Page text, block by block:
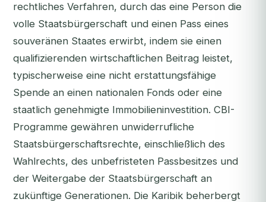
rechtliches Verfahren, durch das eine Person die
volle Staatsbürgerschaft und einen Pass eines
souveränen Staates erwirbt, indem sie einen
qualifizierenden wirtschaftlichen Beitrag leistet,
typischerweise eine nicht erstattungsfähige
Spende an einen nationalen Fonds oder eine
staatlich genehmigte Immobilieninvestition. CBI-
Programme gewähren unwiderrufliche
Staatsbürgerschaftsrechte, einschließlich des
Wahlrechts, des unbefristeten Passbesitzes und
der Weitergabe der Staatsbürgerschaft an
zukünftige Generationen. Die Karibik beherbergt